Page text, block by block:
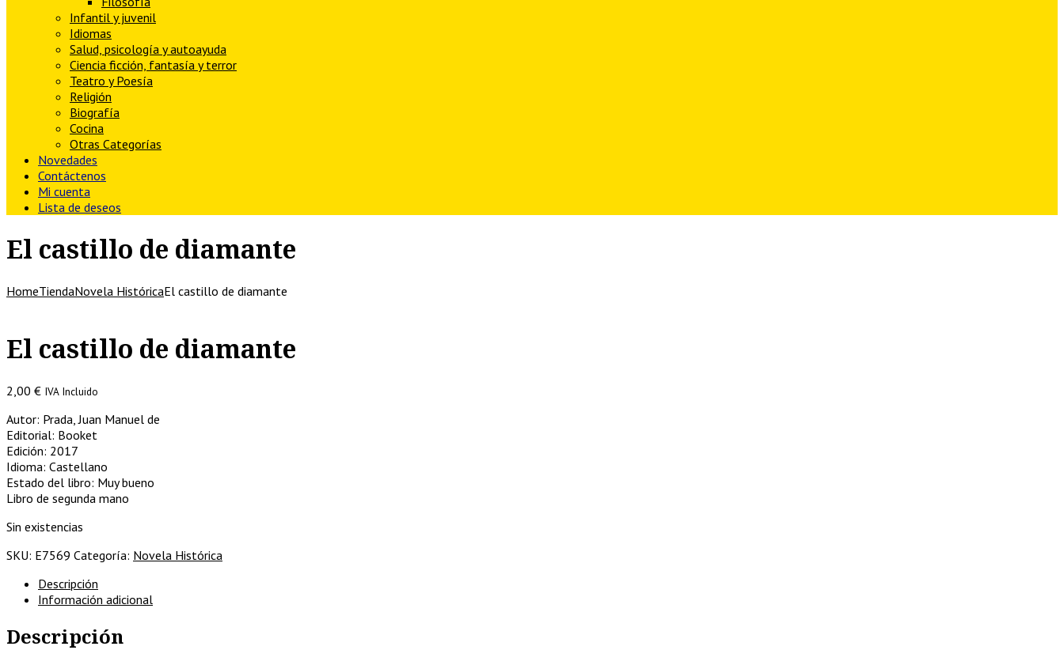
Infantil y juvenil
Idiomas
Salud, psicología y autoayuda
Ciencia ficción, fantasía y terror
Teatro y Poesía
Religión
Biografía
Cocina
Otras Categorías
Novedades
Contáctenos
Mi cuenta
Lista de deseos
El castillo de diamante
HomeTiendaNovela HistóricaEl castillo de diamante
El castillo de diamante
2,00 € IVA Incluido
Autor: Prada, Juan Manuel de
Editorial: Booket
Edición: 2017
Idioma: Castellano
Estado del libro: Muy bueno
Libro de segunda mano
Sin existencias
SKU: E7569 Categoría: Novela Histórica
Descripción
Información adicional
Descripción